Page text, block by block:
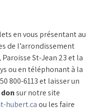
en vous présentant au
de l’arrondissement
St-Jean 23 et la
ou en téléphonant à la
800-6113 et laisser un
sur notre site
hubert.caou les faire